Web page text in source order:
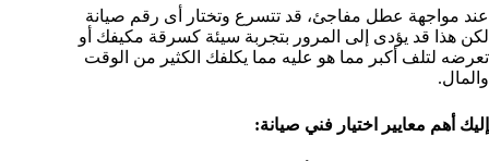
عند مواجهة عطل مفاجئ، قد تتسرع وتختار أى رقم صيانة
لكن هذا قد يؤدى إلى المرور بتجربة سيئة كسرقة مكيفك أو
تعرضه لتلف أكبر مما هو عليه مما يكلفك الكثير من الوقت
والمال.
إليك أهم معايير اختيار فني صيانة: